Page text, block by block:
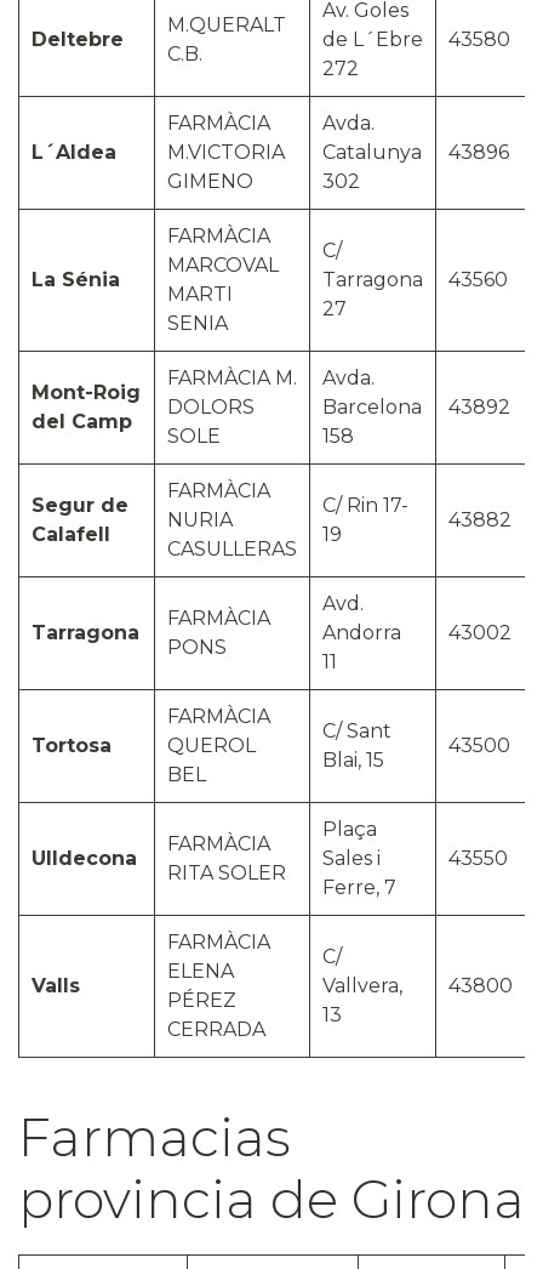
Deltebre
M.QUERALT
C.B.
Av. Goles
de L´Ebre
272
43580
L´Aldea
FARMÀCIA
M.VICTORIA
GIMENO
Avda.
Catalunya
302
43896
La Sénia
FARMÀCIA
MARCOVAL
MARTI
SENIA
C/
Tarragona
27
43560
Mont-Roig
del Camp
FARMÀCIA M.
DOLORS
SOLE
Avda.
Barcelona
158
43892
Segur de
Calafell
FARMÀCIA
NURIA
CASULLERAS
C/ Rin 17-
19
43882
Tarragona
FARMÀCIA
PONS
Avd.
Andorra
11
43002
Tortosa
FARMÀCIA
QUEROL
BEL
C/ Sant
Blai, 15
43500
Ulldecona
FARMÀCIA
RITA SOLER
Plaça
Sales i
Ferre, 7
43550
Valls
FARMÀCIA
ELENA
PÉREZ
CERRADA
C/
Vallvera,
13
43800
Farmacias
provincia de Girona